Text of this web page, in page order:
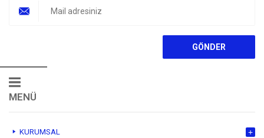
MENÜ
KURUMSAL